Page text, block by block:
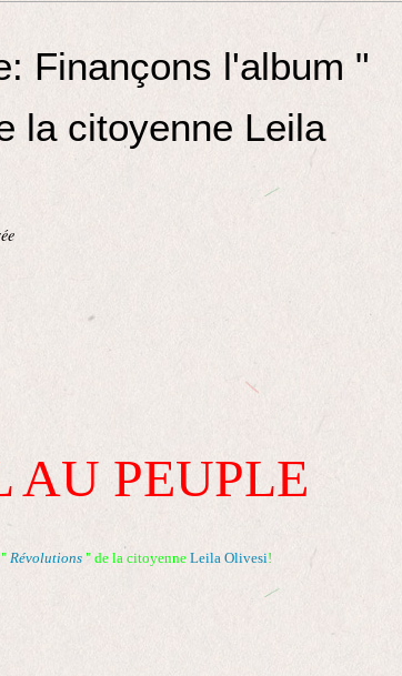
Finançons l'album "
la citoyenne Leila
AU PEUPLE
Révolutions " de la citoyenne Leila Olivesi!